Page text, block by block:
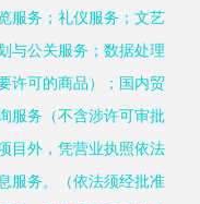
服务；礼仪服务；文艺
与公关服务；数据处理
许可的商品）；国内贸
服务（不含涉许可审批
目外，凭营业执照依法
服务。（依法须经批准